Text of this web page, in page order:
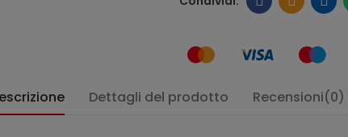
Dettagli del prodotto Recensioni(0)